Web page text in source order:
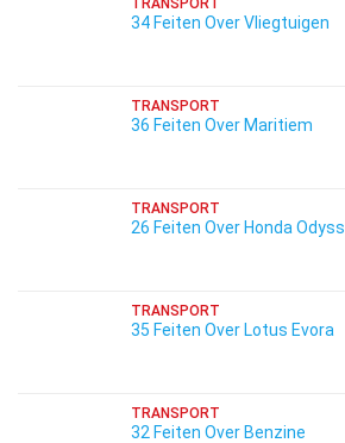
TRANSPORT
34 Feiten Over Vliegtuigen
TRANSPORT
36 Feiten Over Maritiem
TRANSPORT
26 Feiten Over Honda
TRANSPORT
35 Feiten Over Lotus Evora
TRANSPORT
32 Feiten Over Benzine